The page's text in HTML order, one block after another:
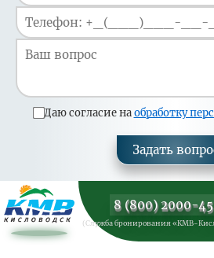
Даю согласие наобработку
Задать
8 (800) 2000-
(Служба бронирования «КМВ-